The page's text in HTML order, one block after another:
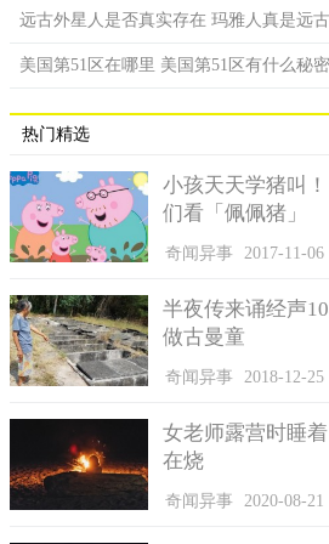
你能看见它吗？
他补充说:“这颗小行星上可能有一
(NASA)隐藏了这尊雕像的其余部分，他
的照片。”
虽然韦林先生认为这张照片展示的
第一次世界大战ufo专家奈杰尔·沃
时说:“至少这与月球或火星上的外星人
希腊人参观并开始装饰它，使它更有家
古人复制他们的艺术?
“更有可能的是，这只是基于很少
远古外星人是否真实存在 玛雅人真是远
美国第51区在哪里 美国第51区有什么秘密
热门精选
小孩天天学猪叫
们看「佩佩猪」
奇闻异事 2017-11-06
半夜传来诵经声
做古曼童
奇闻异事 2018-12-25
女老师露营时睡
在烧
奇闻异事 2020-08-21